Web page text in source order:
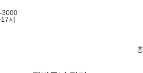
3000
시